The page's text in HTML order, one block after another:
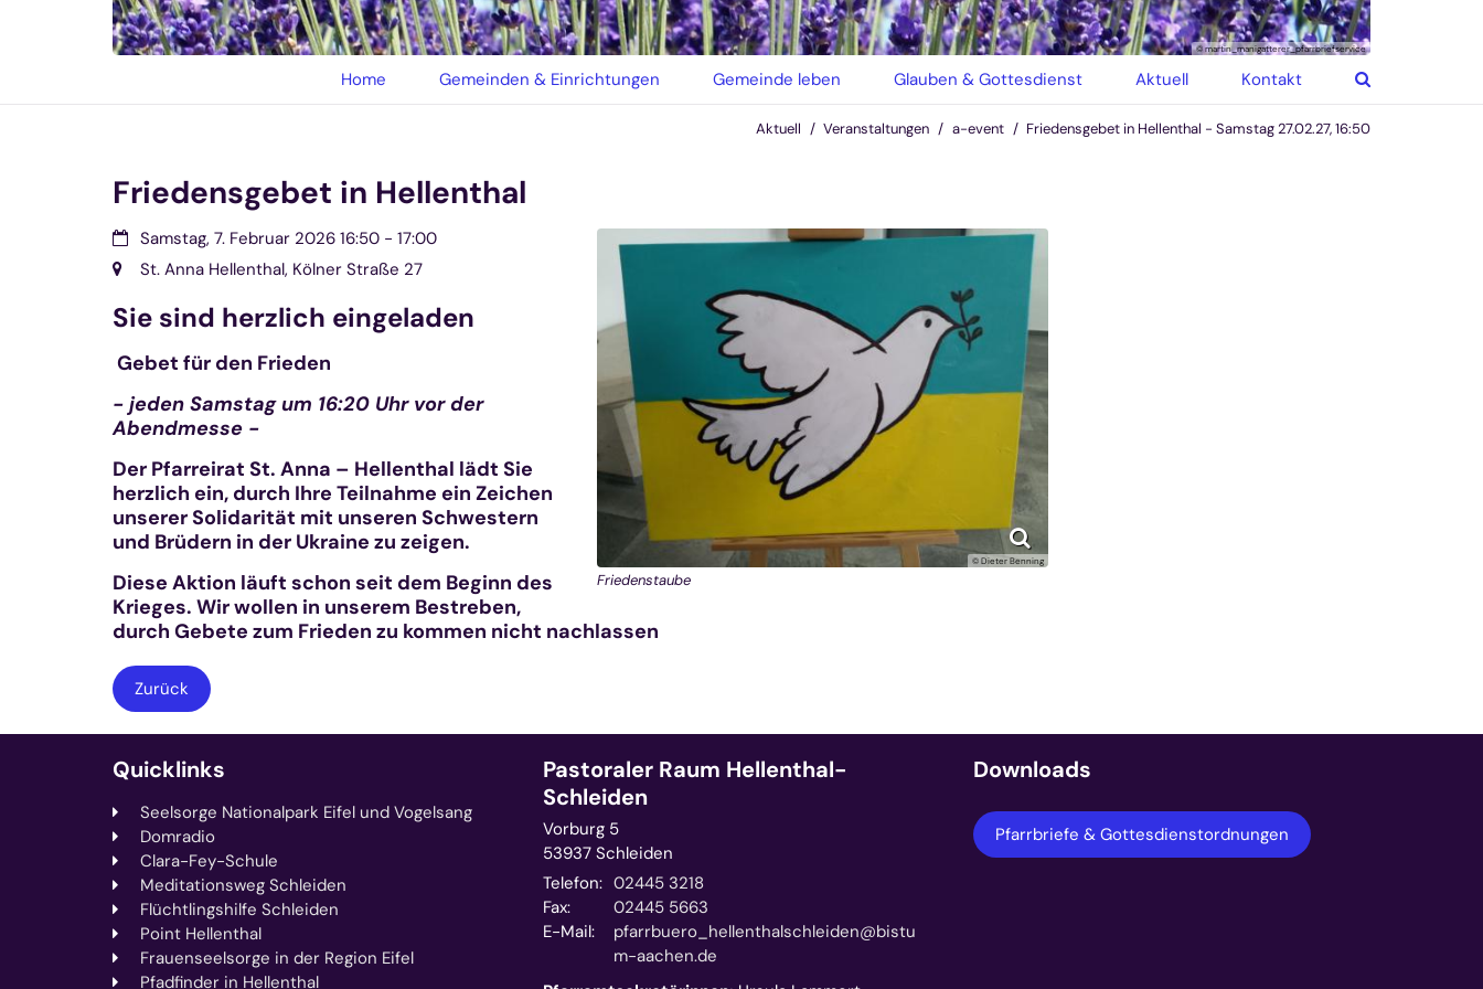
Home Gemeinden & Einrichtungen Gemeinde leben Glauben & Gottesdienst Aktuell Kontakt
© martin_manigatterer_pfarrbriefservice
Aktuell Veranstaltungen a-event Friedensgebet in Hellenthal - Samstag 27.02.27, 16:50
Friedensgebet in Hellenthal
© Dieter Benning
Friedenstaube
Datum:Samstag, 7. Februar 2026 16:50 - 17:00
Ort:St. Anna Hellenthal, Kölner Straße 27
Sie sind herzlich eingeladen
Gebet für den Frieden
- jeden Samstag um 16:20 Uhr vor der
Abendmesse -
Der Pfarreirat St. Anna – Hellenthal lädt Sie
herzlich ein, durch Ihre Teilnahme ein Zeichen
unserer Solidarität mit unseren Schwestern
und Brüdern in der Ukraine zu zeigen.
Diese Aktion läuft schon seit dem Beginn des
Krieges. Wir wollen in unserem Bestreben,
durch Gebete zum Frieden zu kommen nicht nachlassen
Zurück
Quicklinks
Seelsorge Nationalpark Eifel und Vogelsang
Domradio
Clara-Fey-Schule
Meditationsweg Schleiden
Flüchtlingshilfe Schleiden
Point Hellenthal
Frauenseelsorge in der Region Eifel
Pfadfinder in Hellenthal
Pastoraler Raum Hellenthal-
Schleiden
Vorburg 5
53937 Schleiden
Telefon: 02445 3218
Fax:
02445 5663
E-Mail:
pfarrbuero_hellenthalschleiden@bistu
m-aachen.de
Downloads
Pfarrbriefe & Gottesdienstordnungen